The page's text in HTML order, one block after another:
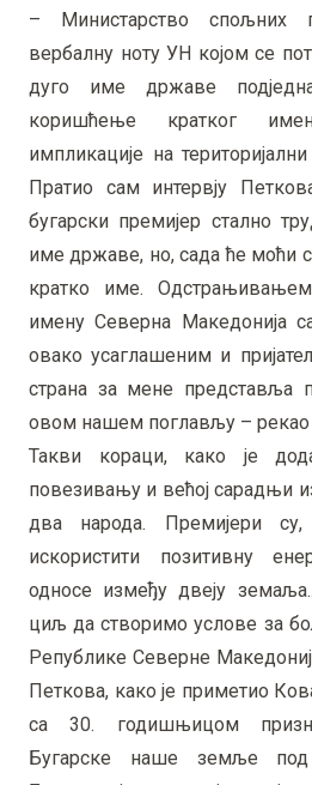
– Министарство спољних
вербалну ноту УН којом се
дуго име државе
коришћење кратког
импликације на
Пратио сам интервју
бугарски премијер стално
име државе, но, сада ће моћи
кратко име.
имену Северна Македонија
овако усаглашеним и
страна за мене представља
овом нашем поглављу – рекао
Такви кораци, како је
повезивању и већој сарадњи
два народа. Премијери
искористити позитивну
односе између двеју
циљ да створимо услове за
Републике Северне
Петкова, како је приметио
са 30. годишњицом
Бугарске наше земље